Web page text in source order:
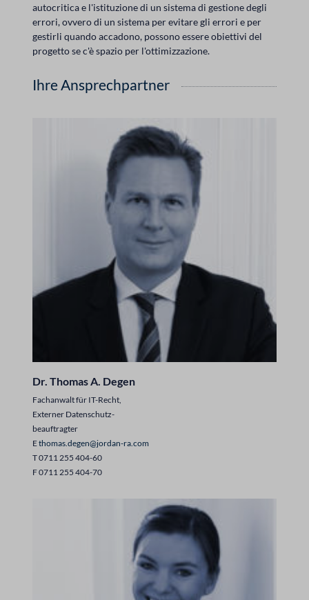
autocritica e l'istituzione di un sistema di gestione degli
errori, ovvero di un sistema per evitare gli errori e per
gestirli quando accadono, possono essere obiettivi del
progetto se c'è spazio per l'ottimizzazione.
Ihre Ansprechpartner
Dr. Thomas A. Degen
Fachanwalt für IT-Recht,
Externer Datenschutz-
beauftragter
Ethomas.degen@jordan-ra.com
T 0711 255 404-60
F 0711 255 404-70